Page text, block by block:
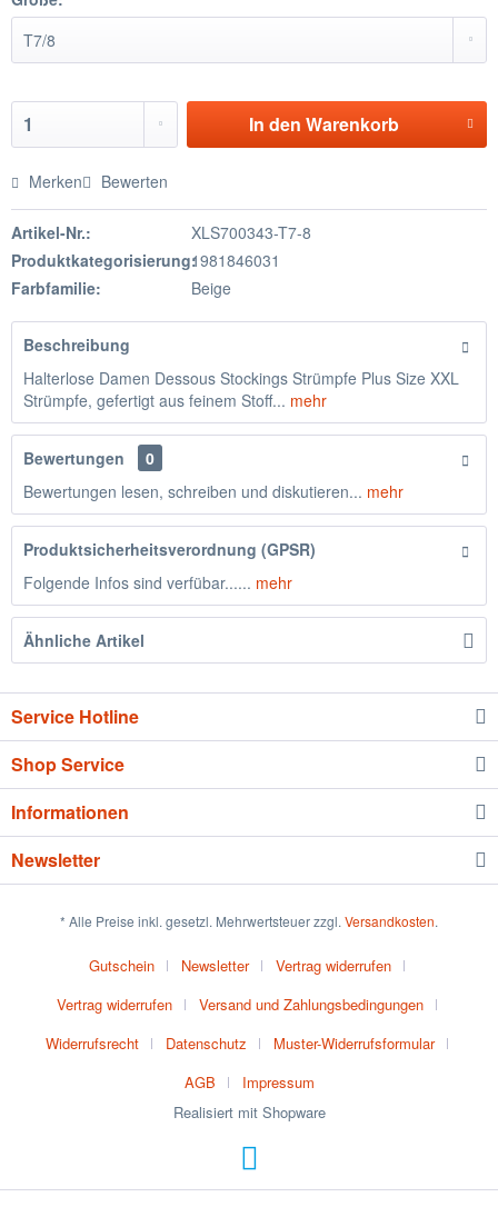
In den Warenkorb
Merken Bewerten
Artikel-Nr.:
XLS700343-T7-8
Produktkategorisierung:1981846031
Farbfamilie:
Beige
Beschreibung
Halterlose Damen Dessous Stockings Strümpfe Plus Size XXL
Strümpfe, gefertigt aus feinem Stoff... mehr
Bewertungen
0
Bewertungen lesen, schreiben und diskutieren... mehr
Produktsicherheitsverordnung (GPSR)
Folgende Infos sind verfübar...... mehr
Ähnliche Artikel
Service Hotline
Shop Service
Informationen
Newsletter
* Alle Preise inkl. gesetzl. Mehrwertsteuer zzgl. Versandkosten.
Gutschein Newsletter
Vertrag widerrufen
Vertrag widerrufen
Versand und Zahlungsbedingungen
Widerrufsrecht
Datenschutz
Muster-Widerrufsformular
AGB
Impressum
Realisiert mit Shopware